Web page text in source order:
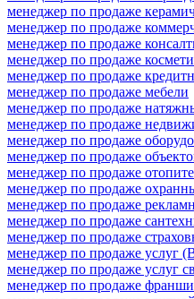
менеджер по продаже
менеджер по продаже
менеджер по продаже
менеджер по продаже
менеджер по продаже
менеджер по продаже мебели
менеджер по продаже
менеджер по продаже
менеджер по продаже
менеджер по продаже
менеджер по продаже
менеджер по продаже
менеджер по продаже
менеджер по продаже
менеджер по продаже
менеджер по продаже услуг
менеджер по продаже услуг
менеджер по продаже